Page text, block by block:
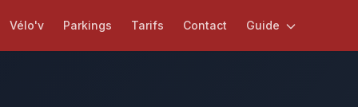
Vélo'v Parkings Tarifs Contact Guide